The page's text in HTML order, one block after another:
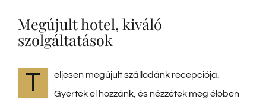
Megújult hotel, kiváló
szolgáltatások
T
eljesen megújult szállodánk recepciója.
Gyertek el hozzánk, és nézzétek meg élőben